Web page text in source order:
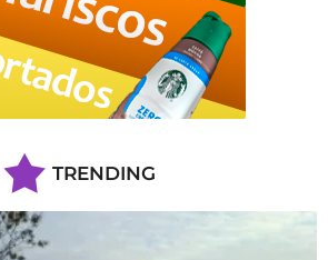
TRENDING